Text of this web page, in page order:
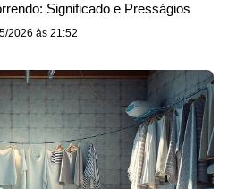
Significado e Presságios
2026 às 21:52